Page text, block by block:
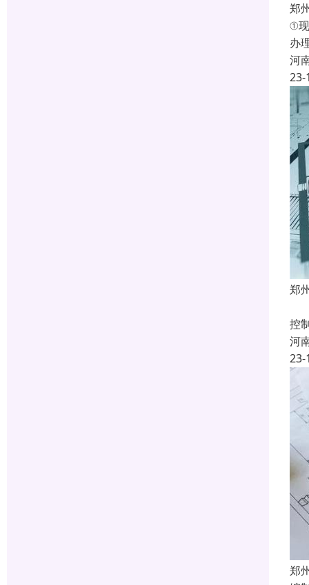
郑
①
办
河
23-
郑
控
河
23-
郑